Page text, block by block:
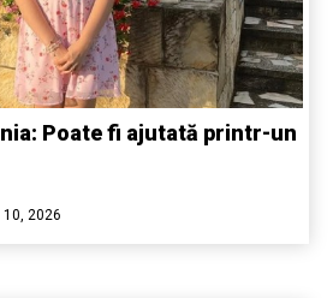
Poate fi ajutată printr-un
10, 2026